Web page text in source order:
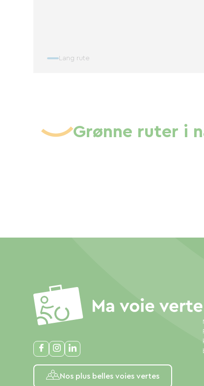
Lang rute
Grønne ruter i
Nos plus belles voies vertes